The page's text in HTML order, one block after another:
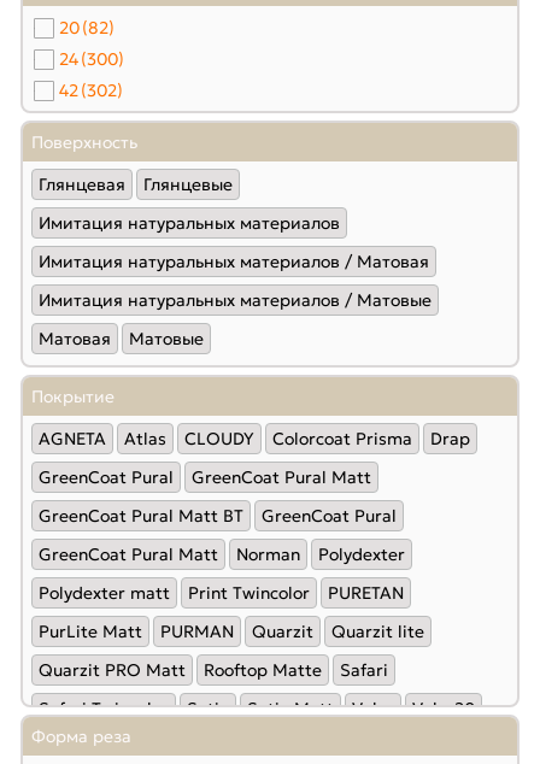
20(82)
24(300)
42(302)
Поверхность
Глянцевая
Глянцевые
Имитация натуральных материалов
Имитация натуральных материалов / Матовая
Имитация натуральных материалов / Матовые
Матовая
Матовые
Покрытие
AGNETA
Atlas CLOUDY Colorcoat Prisma
Drap
GreenCoat Pural
GreenCoat Pural Matt
GreenCoat Pural Matt BT
GreenСoat Pural
GreenСoat Pural Matt
Norman
Polydexter
Polydexter matt
Print Twincolor
PURETAN
PurLite Мatt
PURMAN Quarzit
Quarzit lite
Quarzit PRO Matt
Rooftop Matte
Safari
Safari Twincolor
Satin Satin Мatt Velur
Velur20
Viking
Viking E
Форма реза